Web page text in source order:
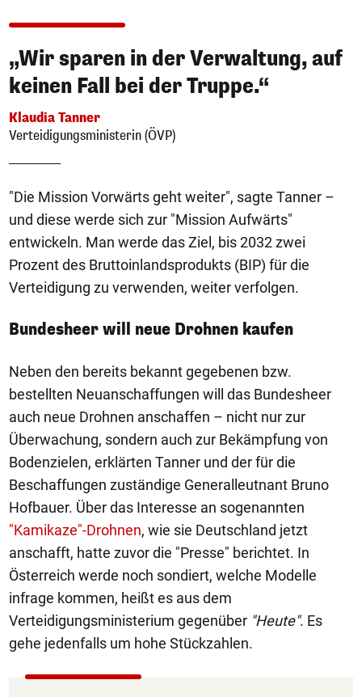
„Wir sparen in der Verwaltung, auf
keinen Fall bei der Truppe.“
Klaudia Tanner
Verteidigungsministerin (ÖVP)
"Die Mission Vorwärts geht weiter", sagte Tanner –
und diese werde sich zur "Mission Aufwärts"
entwickeln. Man werde das Ziel, bis 2032 zwei
Prozent des Bruttoinlandsprodukts (BIP) für die
Verteidigung zu verwenden, weiter verfolgen.
Bundesheer will neue Drohnen kaufen
Neben den bereits bekannt gegebenen bzw.
bestellten Neuanschaffungen will das Bundesheer
auch neue Drohnen anschaffen – nicht nur zur
Überwachung, sondern auch zur Bekämpfung von
Bodenzielen, erklärten Tanner und der für die
Beschaffungen zuständige Generalleutnant Bruno
Hofbauer. Über das Interesse an sogenannten
"Kamikaze"-Drohnen, wie sie Deutschland jetzt
anschafft, hatte zuvor die "Presse" berichtet. In
Österreich werde noch sondiert, welche Modelle
infrage kommen, heißt es aus dem
Verteidigungsministerium gegenüber "Heute". Es
gehe jedenfalls um hohe Stückzahlen.